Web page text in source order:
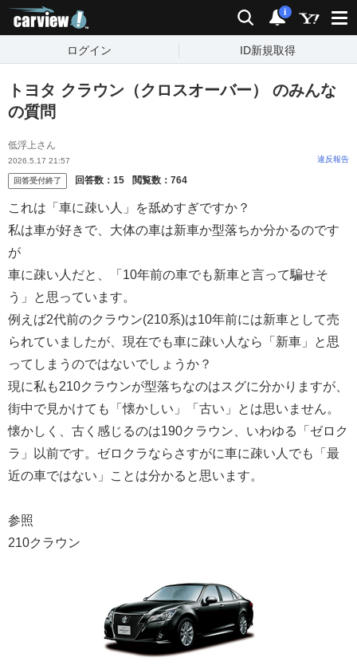
検索 通知
i
ログイン ID新規取得
トヨタ クラウン（クロスオーバー） のみんな
の質問
低浮上さん
2026.5.17 21:57 違反報告
回答受付終了 回答数： 15 閲覧数： 764
これは「車に疎い人」を舐めすぎですか？
私は車が好きで、大体の車は新車か型落ちか分かるのです
が
車に疎い人だと、「10年前の車でも新車と言って騙せそ
う」と思っています。
例えば2代前のクラウン(210系)は10年前には新車として売
られていましたが、現在でも車に疎い人なら「新車」と思
ってしまうのではないでしょうか？
現に私も210クラウンが型落ちなのはスグに分かりますが、
街中で見かけても「懐かしい」「古い」とは思いません。
懐かしく、古く感じるのは190クラウン、いわゆる「ゼロク
ラ」以前です。ゼロクラならさすがに車に疎い人でも「最
近の車ではない」ことは分かると思います。
参照
210クラウン